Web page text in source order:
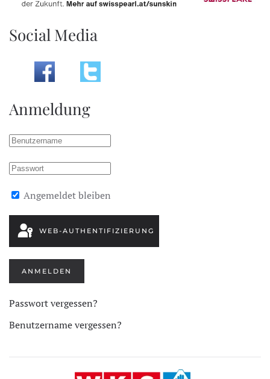
Social Media
Anmeldung
Angemeldet bleiben
WEB-AUTHENTIFIZIERUNG
ANMELDEN
Passwort vergessen?
Benutzername vergessen?